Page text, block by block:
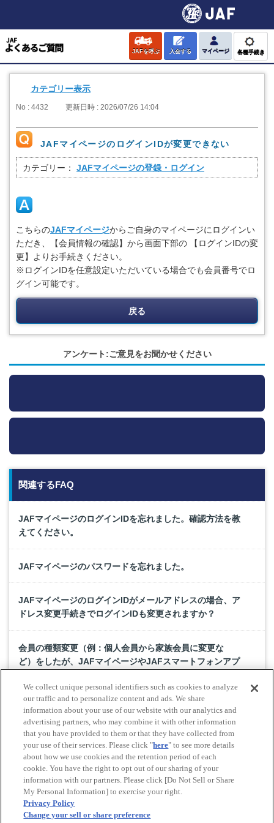
JAFを呼ぶ 入会する マイページ 各種手続き
カテゴリー表示
No : 4432 更新日時 : 2026/07/26 14:04
JAFマイページのログインIDが変更できない
カテゴリー： JAFマイページの登録・ログイン
こちらのJAFマイページからご自身のマイページにログインい
ただき、【会員情報の確認】から画面下部の 【ログインIDの変
更】よりお手続きください。
※ログインIDを任意設定いただいている場合でも会員番号でロ
グイン可能です。
戻る
アンケート:ご意見をお聞かせください
関連するFAQ
JAFマイページのログインIDを忘れました。確認方法を教
えてください。
JAFマイページのパスワードを忘れました。
JAFマイページのログインIDがメールアドレスの場合、ア
ドレス変更手続きでログインIDも変更されますか？
会員の種類変更（例：個人会員から家族会員に変更な
ど）をしたが、JAFマイページやJAFスマートフォンアプ
会員登録の有無、または会員番号を教えてほしいのです
が。
Do Not Sell or Share My Personal Information
© All rights reserved. JAF
We collect unique personal identifiers such as cookies to analyze
our traffic and to personalize content and ads. We share
information about your use of our website with our analytics and
advertising partners, who may combine it with other information
that you have provided to them or that they have collected from
your use of their services. Please click "here" to see more details
about how we use cookies and the retention period of each
cookie. You have the right to opt out of our sharing of your
information with our partners. Please click [Do Not Sell or Share
My Personal Information] to exercise your right.
Privacy Policy
Change your sell or share preference